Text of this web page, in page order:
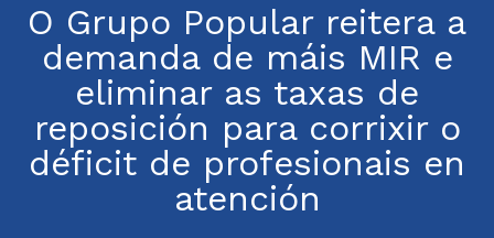
O Grupo Popular reitera a
demanda de máis MIR e
eliminar as taxas de
reposición para corrixir o
déficit de profesionais en
atención